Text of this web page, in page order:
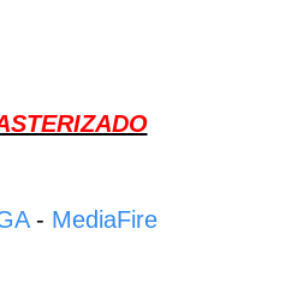
- MediaFire